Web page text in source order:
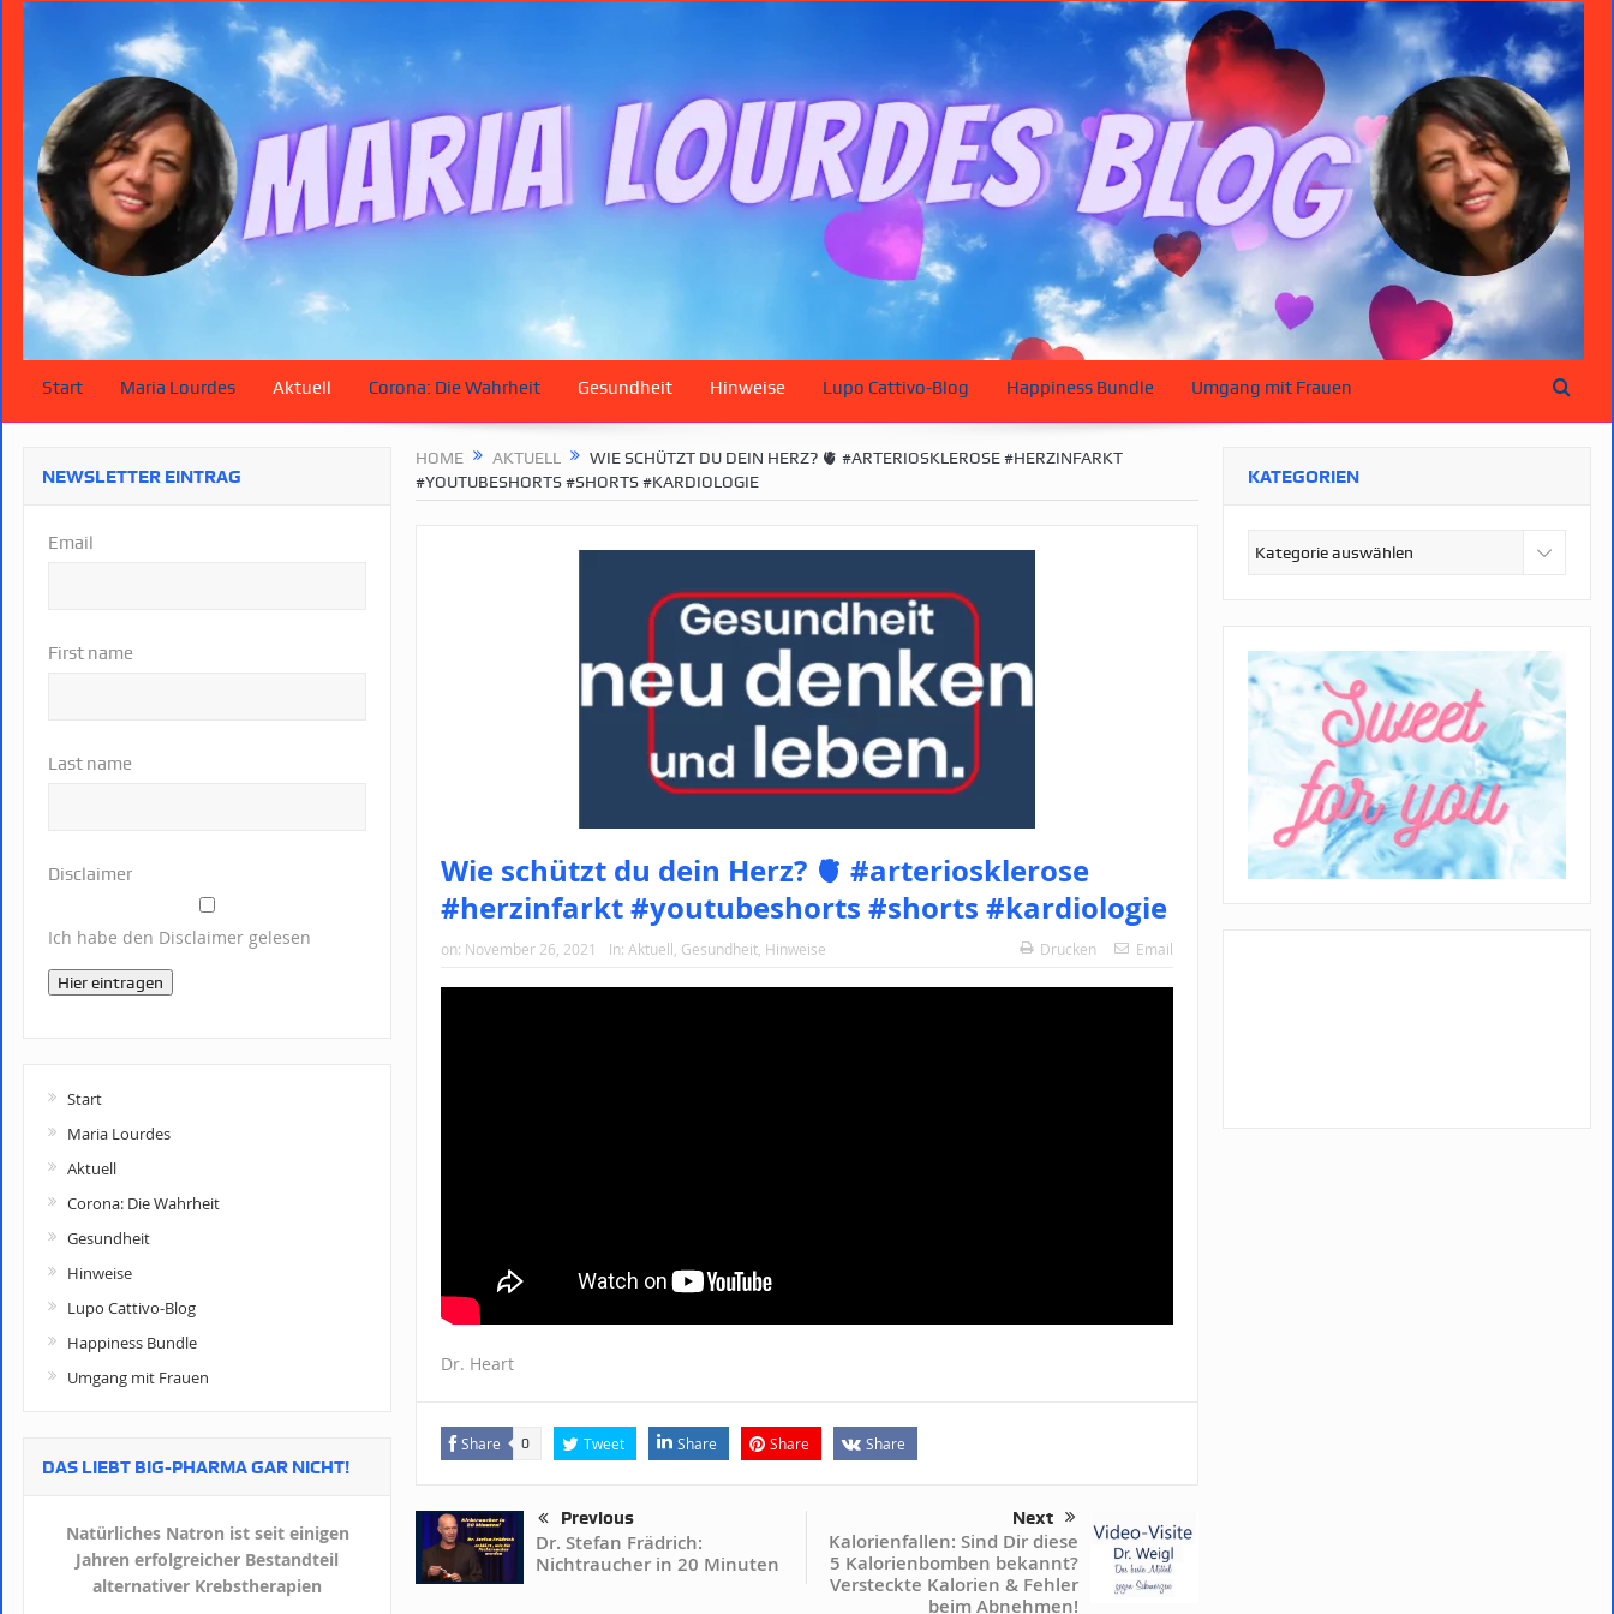
Start Maria Lourdes Aktuell Corona: Die Wahrheit Gesundheit Hinweise Lupo Cattivo-Blog Happiness Bundle Umgang mit Frauen
HOME AKTUELL
WIE SCHÜTZT DU DEIN HERZ? 🫀 #ARTERIOSKLEROSE #HERZINFARKT
#YOUTUBESHORTS #SHORTS #KARDIOLOGIE
Wie schützt du dein Herz? 🫀 #arteriosklerose
#herzinfarkt #youtubeshorts #shorts #kardiologie
on: November 26, 2021 In: Aktuell Gesundheit Hinweise Drucken Email
Dr. Heart
Share 0 Tweet Share Share Share
Previous
Dr. Stefan Frädrich:
Nichtraucher in 20 Minuten
Next
Kalorienfallen: Sind Dir diese
5 Kalorienbomben bekannt?
Versteckte Kalorien & Fehler
beim Abnehmen!
NEWSLETTER EINTRAG
Email
First name
Last name
Disclaimer
Ich habe den Disclaimer gelesen
Hier eintragen
Start
Maria Lourdes
Aktuell
Corona: Die Wahrheit
Gesundheit
Hinweise
Lupo Cattivo-Blog
Happiness Bundle
Umgang mit Frauen
DAS LIEBT BIG-PHARMA GAR NICHT!
Natürliches Natron ist seit einigen
Jahren erfolgreicher Bestandteil
alternativer Krebstherapien
KATEGORIEN